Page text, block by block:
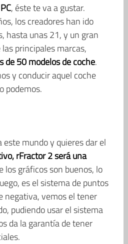
, éste te va a gustar.
los creadores han ido
hasta unas 21, y un gran
principales marcas,
de 50 modelos de coche.
y conducir aquel coche
podemos.
este mundo y quieres dar el
rFractor 2 será una
los gráficos son buenos, lo
es el sistema de puntos
negativa, vemos el tener
pudiendo usar el sistema
da la garantía de tener